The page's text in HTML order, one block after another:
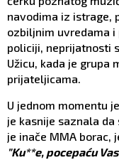
navodima iz istrage,
ozbiljnim uvredama
policiji, neprijatnosti
Užicu, kada je grupa
prijateljicama.
U jednom momentu
je kasnije saznala da
je inače MMA borac,
"Ku**e, pocepaću